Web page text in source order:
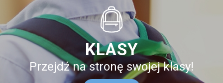
KLASY
Przejdź na stronę swojej klasy!